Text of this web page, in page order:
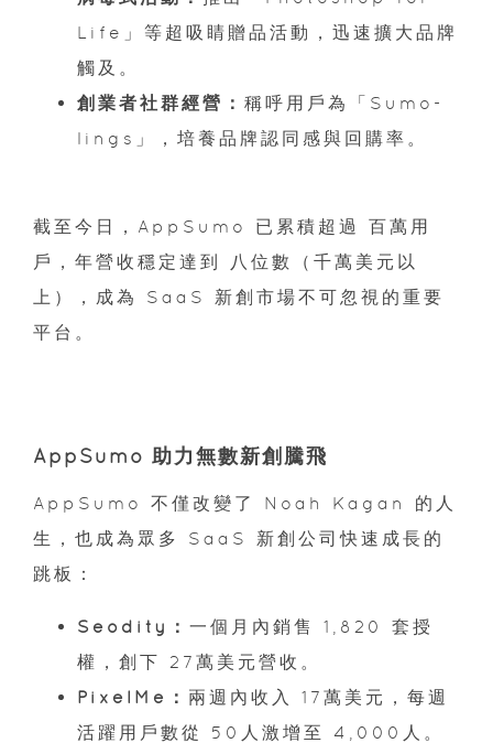
Life」等超吸睛贈品活動，迅速擴大品牌
觸及。
創業者社群經營： 稱呼用戶為「Sumo-
lings」，培養品牌認同感與回購率。
截至今日，AppSumo 已累積超過 百萬用
戶，年營收穩定達到 八位數（千萬美元以
上），成為 SaaS 新創市場不可忽視的重要
平台。
AppSumo 助力無數新創騰飛
AppSumo 不僅改變了 Noah Kagan 的人
生，也成為眾多 SaaS 新創公司快速成長的
跳板：
Seodity： 一個月內銷售 1,820 套授
權，創下 27萬美元營收。
PixelMe： 兩週內收入 17萬美元，每週
活躍用戶數從 50人激增至 4,000人。